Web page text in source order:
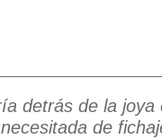
detrás de la
de